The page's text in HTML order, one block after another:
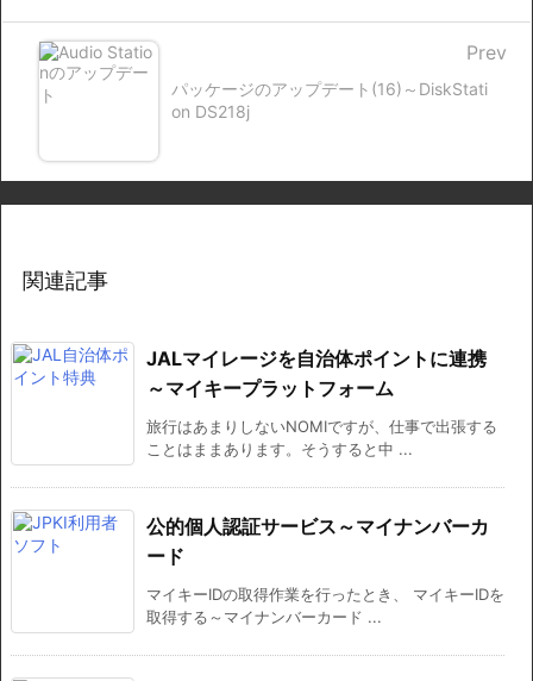
パッケージのアップデート(16)～DiskStati
on DS218j
Prev
関連記事
JALマイレージを自治体ポイントに連携
～マイキープラットフォーム
旅行はあまりしないNOMIですが、仕事で出張する
ことはままあります。そうすると中 ...
公的個人認証サービス～マイナンバーカ
ード
マイキーIDの取得作業を行ったとき、 マイキーIDを
取得する～マイナンバーカード ...